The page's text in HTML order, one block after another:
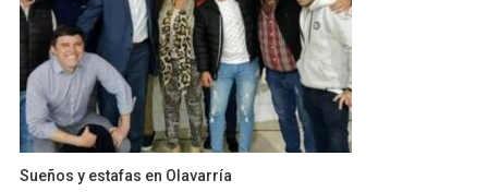
Sueños y estafas en Olavarría